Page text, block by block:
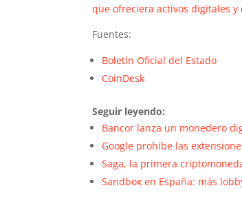
que ofreciera activos digitales
Fuentes:
Boletín Oficial del Estado
CoinDesk
Seguir leyendo:
Bancor lanza un monedero
Google prohíbe las
Saga, la primera
Sandbox en España: más